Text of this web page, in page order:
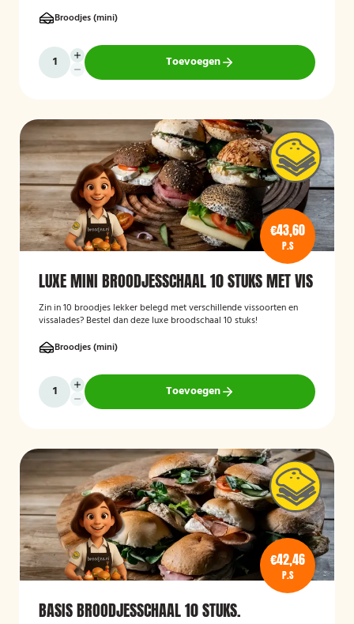
Broodjes (mini)
Toevoegen
€43,60
P.S
LUXE MINI BROODJESSCHAAL 10 STUKS MET VIS
Zin in 10 broodjes lekker belegd met verschillende vissoorten en
vissalades? Bestel dan deze luxe broodschaal 10 stuks!
Broodjes (mini)
Toevoegen
€42,46
P.S
BASIS BROODJESSCHAAL 10 STUKS.